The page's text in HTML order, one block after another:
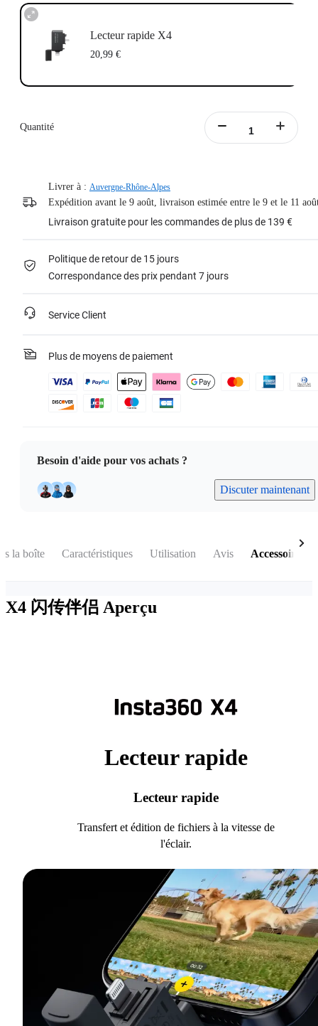
Lecteur rapide X4
20,99 €
Quantité
Livrer à : Auvergne-Rhône-Alpes
Expédition avant le 9 août, livraison estimée entre le 9 et le 11
Livraison gratuite pour les commandes de plus de 139 €
Politique de retour de 15 jours
Correspondance des prix pendant 7 jours
Service Client
Plus de moyens de paiement
Besoin d'aide pour vos achats ?
Discuter maintenant
la boîte Caractéristiques Utilisation Avis Accessoires
X4 闪传伴侣 Aperçu
Lecteur rapide
Lecteur rapide
Transfert et édition de fichiers à la vitesse de
l'éclair.